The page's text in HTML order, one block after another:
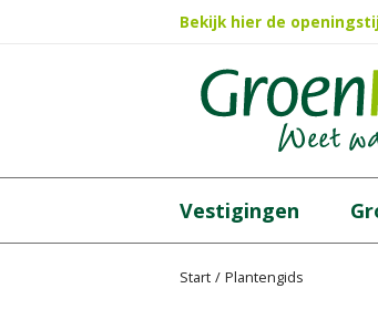
Start Plantengids
Bekijk hier de
Vestigingen